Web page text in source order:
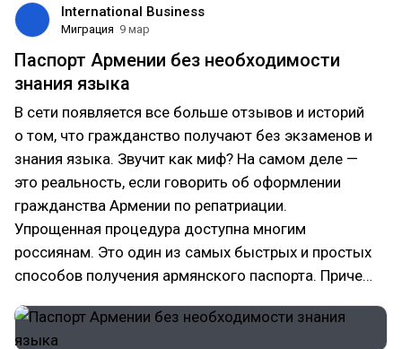
International Business
Миграция 9 мар
Паспорт Армении без необходимости
знания языка
В сети появляется все больше отзывов и историй
о том, что гражданство получают без экзаменов и
знания языка. Звучит как миф? На самом деле —
это реальность, если говорить об оформлении
гражданства Армении по репатриации.
Упрощенная процедура доступна многим
россиянам. Это один из самых быстрых и простых
способов получения армянского паспорта. Приче…